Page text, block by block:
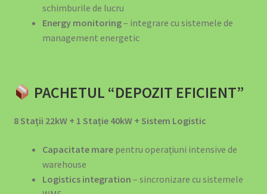
Stații Încărcare Acasă pentru Mașini Electrice – Cluj-
Napoca
11kW/22kW | EV4GREEN
Stații Încărcare Mașini Electrice Suceava | Wallbox
11kW/22kW | EV4GREEN
Stații Încărcare Mașini Electrice Timișoara | Wallbox
11kW/22kW | EV4GREEN
schimburile de lucru
Energy monitoring– integrare cu sistemele de
management energetic
PACHETUL “DEPOZIT EFICIENT”
8 Stații 22kW + 1 Stație 40kW + Sistem Logistic
Capacitate marepentru operațiuni intensive de
warehouse
Logistics integration – sincronizare cu sistemele